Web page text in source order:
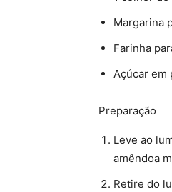
Margarina
Farinha
Açúcar em
Preparação
Leve ao
amêndoa
Retire do